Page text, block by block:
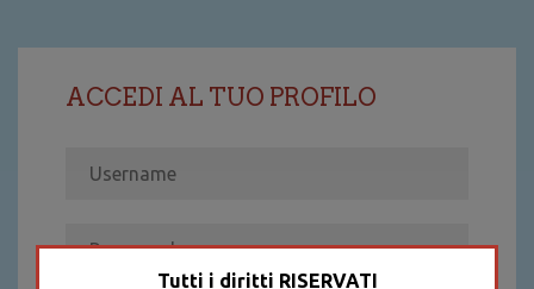
ACCEDI AL TUO PROFILO
Tutti i diritti RISERVATI